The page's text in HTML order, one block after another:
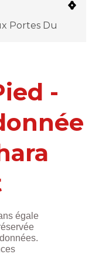
Portes Du
-
égale
.